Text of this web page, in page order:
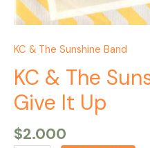
KC & The Sunshine Band
KC & The
Give It Up
$2.000